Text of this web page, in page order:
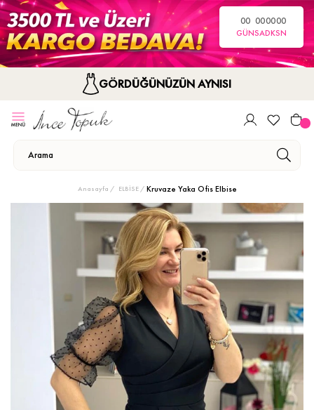
00
GÜN
00
SA
00
DK
00
SN
GÖRDÜĞÜNÜZÜN AYNISI
Anasayfa ELBİSE Kruvaze Yaka Ofis Elbise